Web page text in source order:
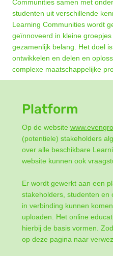
Platform
Op de website
(potentiele) stakeholders
over alle beschikbare
website kunnen ook
Er wordt gewerkt aan een
stakeholders, studenten en
in verbinding kunnen
uploaden. Het online
hierbij de basis vormen.
op deze pagina naar
Communities samen met
studenten uit verschillende
Learning Communities wordt
geïnnoveerd in kleine
gezamenlijk belang. Het doel
ontwikkelen en delen en
complexe maatschappelijke